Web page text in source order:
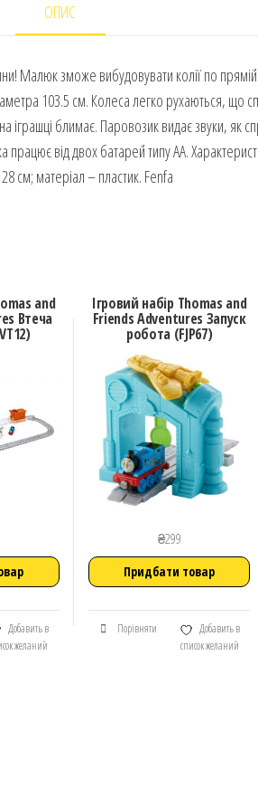
ОПИС
Малюк зможе вибудовувати колії по
103.5 см. Колеса легко рухаються, що
іграшці блимає. Паровозик видає звуки, як
від двох батарей типу АА.
см; матеріал – пластик. Fenfa
and
Втеча
Добавить в
желаний
Ігровий набір Thomas and
Friends Adventures Запуск
робота (FJP67)
₴299
Придбати товар
Порівняти
Добавить в
список желаний